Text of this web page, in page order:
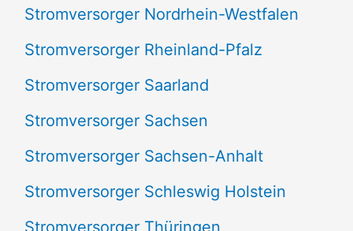
Stromversorger Nordrhein-Westfalen
Stromversorger Rheinland-Pfalz
Stromversorger Saarland
Stromversorger Sachsen
Stromversorger Sachsen-Anhalt
Stromversorger Schleswig Holstein
Stromversorger Thüringen